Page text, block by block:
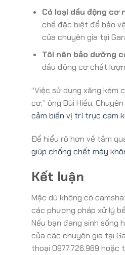
Có loại dầu động cơ
chế đặc biệt để bảo
của chuyên gia tại
Tôi nên bảo dưỡng
dầu động cơ chất
“Việc sử dụng xăng
cơ,” ông Bùi Hiếu,
cảm biến vị trí trục cam
Để hiểu rõ hơn về tầm
giúp chống chết máy
Kết luận
Mặc dù không có
các phương pháp xử lý
Nếu bạn đang sinh sống
của các chuyên gia tại
thoại 0877.726.969 hoặc